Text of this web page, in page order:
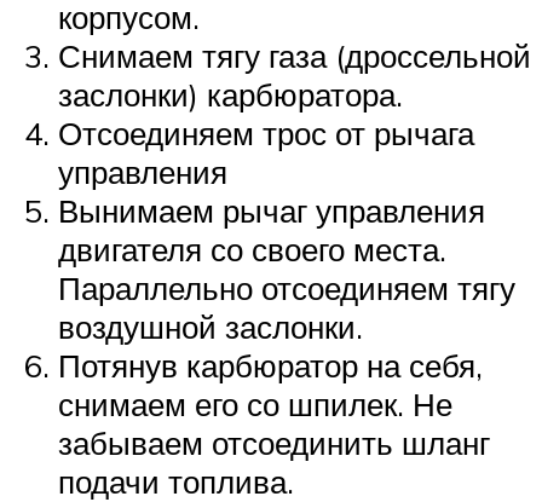
корпусом.
Снимаем тягу газа (дроссельной
заслонки) карбюратора.
Отсоединяем трос от рычага
управления
Вынимаем рычаг управления
двигателя со своего места.
Параллельно отсоединяем тягу
воздушной заслонки.
Потянув карбюратор на себя,
снимаем его со шпилек. Не
забываем отсоединить шланг
подачи топлива.